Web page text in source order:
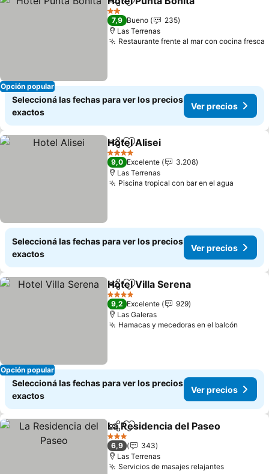
Opción popular
CompartirAñadir a favoritos
2 Estrellas
7,9 Bueno
235
Las Terrenas
Restaurante frente al mar con cocina fresca
Seleccioná las fechas para ver los precios
exactos
Ver precios
CompartirAñadir a favoritos
Hotel Alisei
4 Estrellas
9,0 Excelente
3.208
Las Terrenas
Piscina tropical con bar en el agua
Seleccioná las fechas para ver los precios
exactos
Ver precios
Opción popular
CompartirAñadir a favoritos
Hotel Villa Serena
4 Estrellas
9,2 Excelente
929
Las Galeras
Hamacas y mecedoras en el balcón
Seleccioná las fechas para ver los precios
exactos
Ver precios
CompartirAñadir a favoritos
La Residencia del Paseo
3 Estrellas
6,9
343
Las Terrenas
Servicios de masajes relajantes